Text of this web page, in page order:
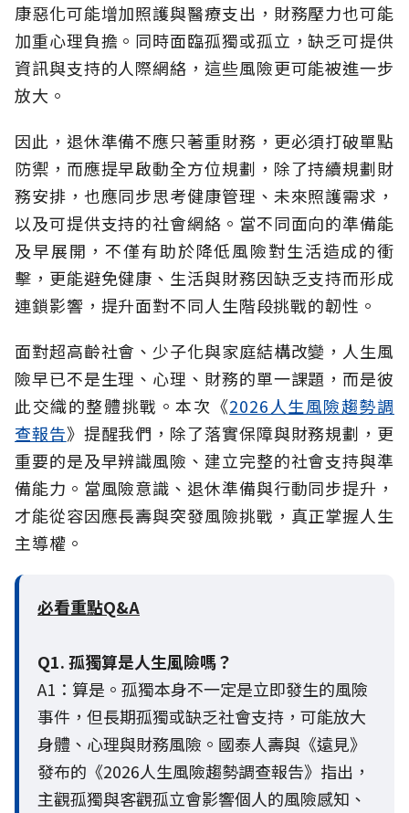
康惡化可能增加照護與醫療支出，財務壓力也可能
加重心理負擔。同時面臨孤獨或孤立，缺乏可提供
資訊與支持的人際網絡，這些風險更可能被進一步
放大。
因此，退休準備不應只著重財務，更必須打破單點
防禦，而應提早啟動全方位規劃，除了持續規劃財
務安排，也應同步思考健康管理、未來照護需求，
以及可提供支持的社會網絡。當不同面向的準備能
及早展開，不僅有助於降低風險對生活造成的衝
擊，更能避免健康、生活與財務因缺乏支持而形成
連鎖影響，提升面對不同人生階段挑戰的韌性。
面對超高齡社會、少子化與家庭結構改變，人生風
險早已不是生理、心理、財務的單一課題，而是彼
此交織的整體挑戰。本次《2026人生風險趨勢調
查報告》提醒我們，除了落實保障與財務規劃，更
重要的是及早辨識風險、建立完整的社會支持與準
備能力。當風險意識、退休準備與行動同步提升，
才能從容因應長壽與突發風險挑戰，真正掌握人生
主導權。
必看重點Q&A
Q1. 孤獨算是人生風險嗎？
A1：算是。孤獨本身不一定是立即發生的風險
事件，但長期孤獨或缺乏社會支持，可能放大
身體、心理與財務風險。國泰人壽與《遠見》
發布的《2026人生風險趨勢調查報告》指出，
主觀孤獨與客觀孤立會影響個人的風險感知、